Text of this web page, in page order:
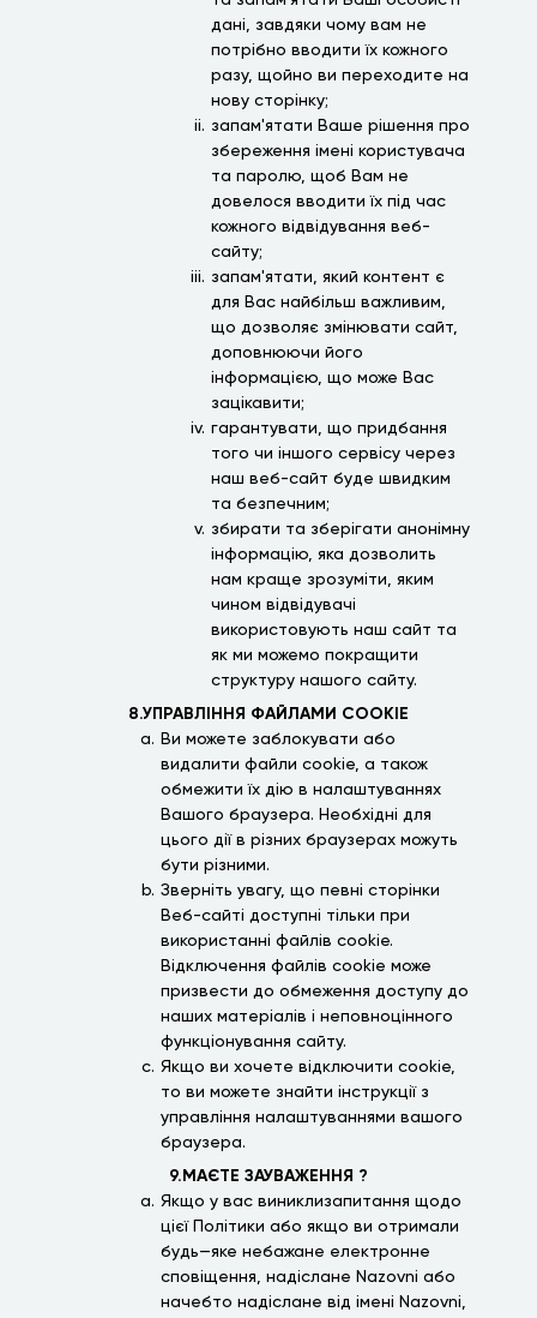
дані, завдяки чому вам не
потрібно вводити їх кожного
разу, щойно ви переходите на
нову сторінку;
запам'ятати Ваше рішення про
збереження імені користувача
та паролю, щоб Вам не
довелося вводити їх під час
кожного відвідування веб-
сайту;
запам'ятати, який контент є
для Вас найбільш важливим,
що дозволяє змінювати сайт,
доповнюючи його
інформацією, що може Вас
зацікавити;
гарантувати, що придбання
того чи іншого сервісу через
наш веб-сайт буде швидким
та безпечним;
збирати та зберігати анонімну
інформацію, яка дозволить
нам краще зрозуміти, яким
чином відвідувачі
використовують наш сайт та
як ми можемо покращити
структуру нашого сайту.
8.УПРАВЛІННЯ ФАЙЛАМИ COOKIE
Ви можете заблокувати або
видалити файли cookie, а також
обмежити їх дію в налаштуваннях
Вашого браузера. Необхідні для
цього дії в різних браузерах можуть
бути різними.
Зверніть увагу, що певні сторінки
Веб-сайті доступні тільки при
використанні файлів cookie.
Відключення файлів cookie може
призвести до обмеження доступу до
наших матеріалів і неповноцінного
функціонування сайту.
Якщо ви хочете відключити cookie,
то ви можете знайти інструкції з
управління налаштуваннями вашого
браузера.
9.МАЄТЕ ЗАУВАЖЕННЯ ?
Якщо у вас виниклизапитання щодо
цієї Політики або якщо ви отримали
будь—яке небажане електронне
сповіщення, надіслане Nazovni або
начебто надіслане від імені Nazovni,